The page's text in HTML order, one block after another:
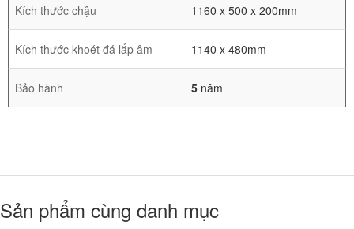
Kích thước chậu 1160 x 500 x 200mm
Kích thước khoét đá lắp âm 1140 x 480mm
Bảo hành 5 năm
Sản phẩm cùng danh mục